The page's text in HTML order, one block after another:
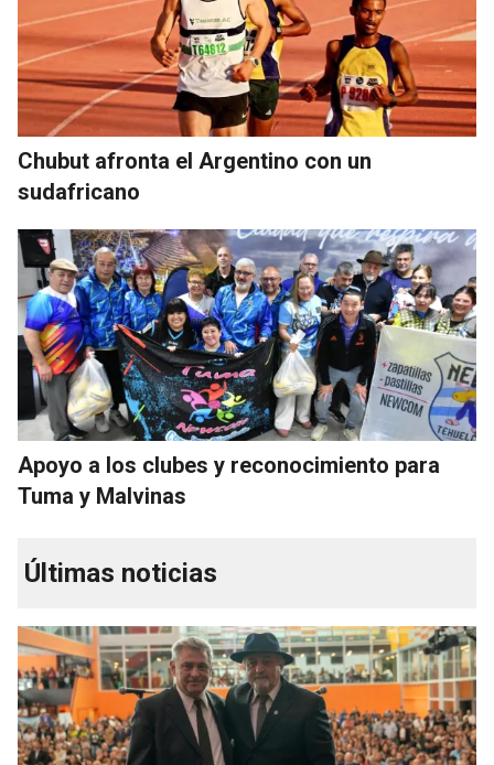
Chubut afronta el Argentino con un
sudafricano
Apoyo a los clubes y reconocimiento para
Tuma y Malvinas
Últimas noticias